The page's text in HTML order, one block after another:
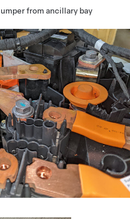
from ancillary bay